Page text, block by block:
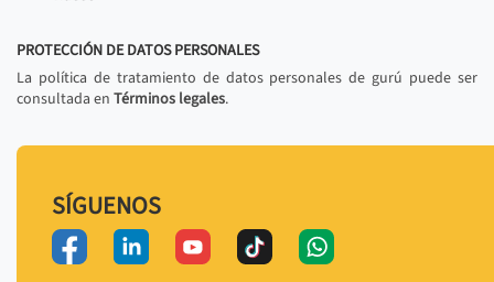
PROTECCIÓN DE DATOS PERSONALES
La política de tratamiento de datos personales de gurú puede ser
consultada en Términos legales.
SÍGUENOS